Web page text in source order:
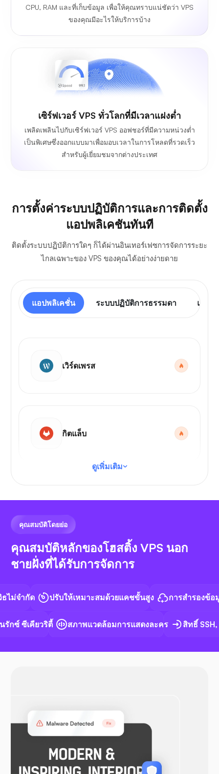
CPU, RAM และที่เก็บข้อมูล เพื่อให้คุณทราบแน่ชัดว่า VPS
ของคุณมีอะไรให้บริการบ้าง
เซิร์ฟเวอร์ VPS ทั่วโลกที่มีเวลาแฝงต่ำ
เพลิดเพลินไปกับเซิร์ฟเวอร์ VPS ออฟชอร์ที่มีความหน่วงต่ำ
เป็นพิเศษซึ่งออกแบบมาเพื่อมอบเวลาในการโหลดที่รวดเร็ว
สำหรับผู้เยี่ยมชมจากต่างประเทศ
การตั้งค่าระบบปฏิบัติการและการติดตั้ง
แอปพลิเคชันทันที
ติดตั้งระบบปฏิบัติการใดๆ ก็ได้ผ่านอินเทอร์เฟซการจัดการระยะ
ไกลเฉพาะของ VPS ของคุณได้อย่างง่ายดาย
แอปพลิเคชั่น ระบบปฏิบัติการธรรมดา แผงค
เวิร์ดเพรส
กิตแล็บ
รหัส VS
เอ็น8เอ็น
ดูเพิ่มเติม
คุณสมบัติโดยย่อ
คุณสมบัติหลักของโฮสติ้ง VPS นอก
ชายฝั่งที่ได้รับการจัดการ
ำกัด ปรับให้เหมาะสมด้วยแคชขั้นสูง การสำรองข้อมูลอั
ซ์ ซีเคียวริตี้ สภาพแวดล้อมการแสดงละคร สิทธิ์ SSH,